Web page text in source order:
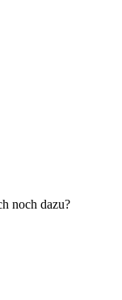
noch dazu?